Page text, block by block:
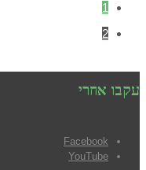
1
2
עקבו אחרי
Facebook
YouTube